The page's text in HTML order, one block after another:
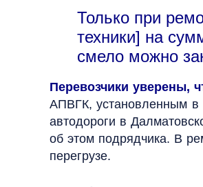
Только при
техники] на
смело можно
Перевозчики уверены,
АПВГК, установленным в
автодороги в
об этом подрядчика. В
перегрузе.